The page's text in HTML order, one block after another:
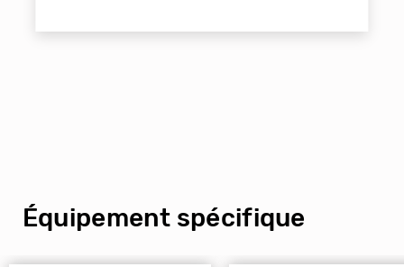
Équipement spécifique